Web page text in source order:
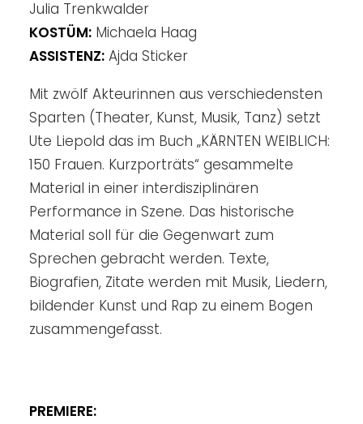
Julia Trenkwalder
KOSTÜM: Michaela Haag
ASSISTENZ: Ajda Sticker
Mit zwölf Akteurinnen aus verschiedensten
Sparten (Theater, Kunst, Musik, Tanz) setzt
Ute Liepold das im Buch „KÄRNTEN WEIBLICH:
150 Frauen. Kurzporträts“ gesammelte
Material in einer interdisziplinären
Performance in Szene. Das historische
Material soll für die Gegenwart zum
Sprechen gebracht werden. Texte,
Biografien, Zitate werden mit Musik, Liedern,
bildender Kunst und Rap zu einem Bogen
zusammengefasst.
PREMIERE: